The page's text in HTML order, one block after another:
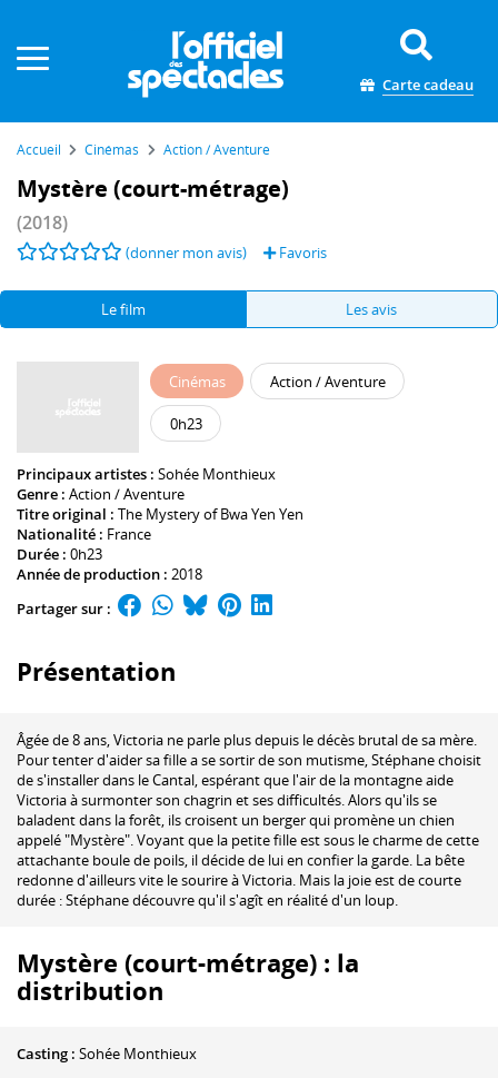
Carte cadeau
Accueil Cinémas Action / Aventure
Mystère (court-métrage)
(2018)
(donner mon avis) Favoris
Le film Les avis
Cinémas Action / Aventure
0h23
Principaux artistes : Sohée Monthieux
Genre : Action / Aventure
Titre original : The Mystery of Bwa Yen Yen
Nationalité : France
Durée : 0h23
Année de production : 2018
Partager sur :
Présentation
Âgée de 8 ans, Victoria ne parle plus depuis le décès brutal de sa mère.
Pour tenter d'aider sa fille a se sortir de son mutisme, Stéphane choisit
de s'installer dans le Cantal, espérant que l'air de la montagne aide
Victoria à surmonter son chagrin et ses difficultés. Alors qu'ils se
baladent dans la forêt, ils croisent un berger qui promène un chien
appelé "Mystère". Voyant que la petite fille est sous le charme de cette
attachante boule de poils, il décide de lui en confier la garde. La bête
redonne d'ailleurs vite le sourire à Victoria. Mais la joie est de courte
durée : Stéphane découvre qu'il s'agît en réalité d'un loup.
Mystère (court-métrage) : la
distribution
Casting : Sohée Monthieux